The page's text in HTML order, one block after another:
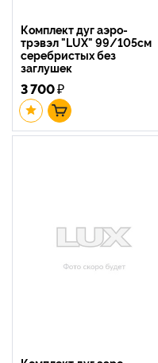
Комплект дуг аэро-
трэвэл "LUX" 99/105см
серебристых без
заглушек
3 700₽